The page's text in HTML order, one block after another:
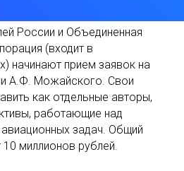
России и Объединенная
(входит в
начинают прием заявок на
А.Ф. Можайского. Свои
как отдельные авторы,
работающие над
задач. Общий
миллионов рублей.